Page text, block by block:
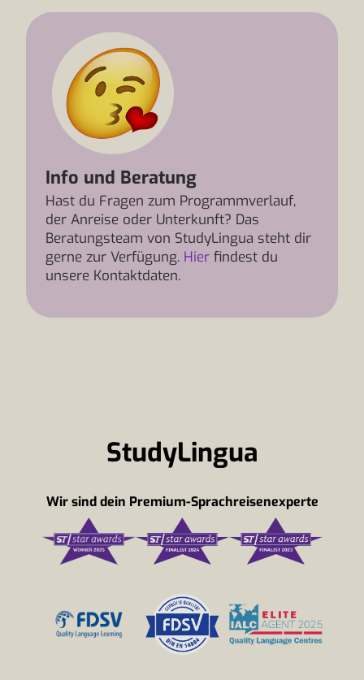
Info und Beratung
Hast du Fragen zum Programmverlauf,
der Anreise oder Unterkunft? Das
Beratungsteam von StudyLingua steht dir
gerne zur Verfügung. Hier findest du
unsere Kontaktdaten.
StudyLingua
Wir sind dein Premium-Sprachreisenexperte